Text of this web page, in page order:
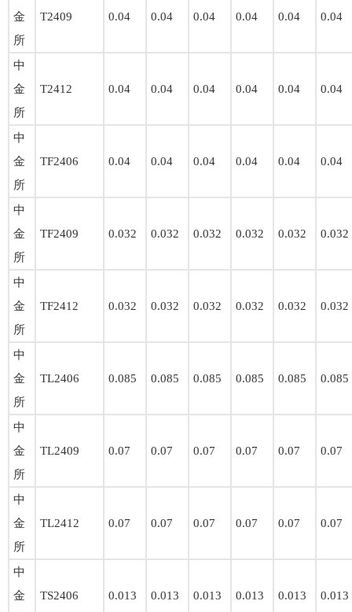
金
所
T2409 0.04 0.04 0.04 0.04 0.04 0.04
中
金
所
T2412 0.04 0.04 0.04 0.04 0.04 0.04
中
金
所
TF2406 0.04 0.04 0.04 0.04 0.04 0.04
中
金
所
TF2409 0.032 0.032 0.032 0.032 0.032 0.032
中
金
所
TF2412 0.032 0.032 0.032 0.032 0.032 0.032
中
金
所
TL2406 0.085 0.085 0.085 0.085 0.085 0.085
中
金
所
TL2409 0.07 0.07 0.07 0.07 0.07 0.07
中
金
所
TL2412 0.07 0.07 0.07 0.07 0.07 0.07
中
金
TS2406 0.013 0.013 0.013 0.013 0.013 0.013